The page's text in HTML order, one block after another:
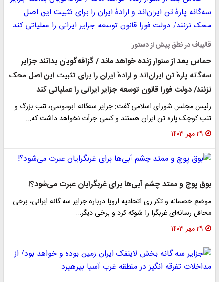
قالیباف در نطق پیش از دستور:
حماس بعد از سنوار زنده خواهد ماند / گزافه‌گویان بدانند جزایر
سه‌گانه‌ پارهٔ تن ایران‌اند و ارادهٔ ایران را برای تثبیت این اصل محک
نزنند/ دولت فورا قانون توسعه‌ جزایر ایرانی را عملیاتی کند
رئیس مجلس شورای اسلامی گفت: جزایر سه‌گانه‌ ابوموسی، تنب بزرگ و
تنب کوچک پاره‌ تن ایران هستند و کسی جرأت نخواهد داشت که…
۲۹ مهر ۱۴۰۳
بوق پوچ و ممتد چشم آبی‌ها برای غربگرایان عبرت می‌شود؟!
موضع خصمانه و تکراری اتحادیه اروپا درباره جزایر سه گانه ایرانی، برخی
محافل رسانه‌ای غربگرا را شوکه کرد و برخی دیگر…
۲۹ مهر ۱۴۰۳